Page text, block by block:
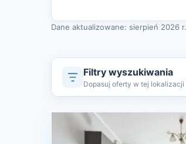
Dane aktualizowane: sierpień 2026
Filtry wyszukiwania
Dopasuj oferty w tej lokalizacji